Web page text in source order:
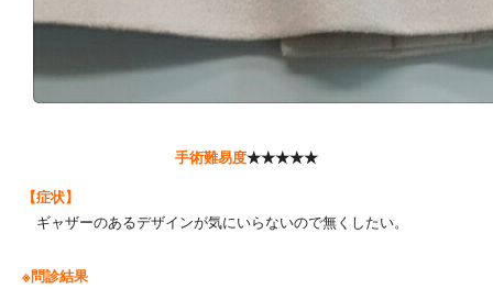
手術難易度★★★★★
【症状】
ギャザーのあるデザインが気にいらないので無くしたい。
※問診結果